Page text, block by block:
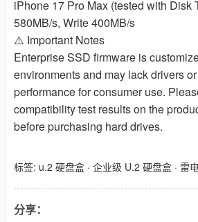
iPhone 17 Pro Max (tested with Disk
580MB/s, Write 400MB/s
⚠️ Important Notes
Enterprise SSD firmware is
environments and may lack drivers
performance for consumer use.
compatibility test results on the
before purchasing hard drives.
标签: u.2 硬盘盒 · 企业级 U.2 硬盘盒 · 雷
分享：